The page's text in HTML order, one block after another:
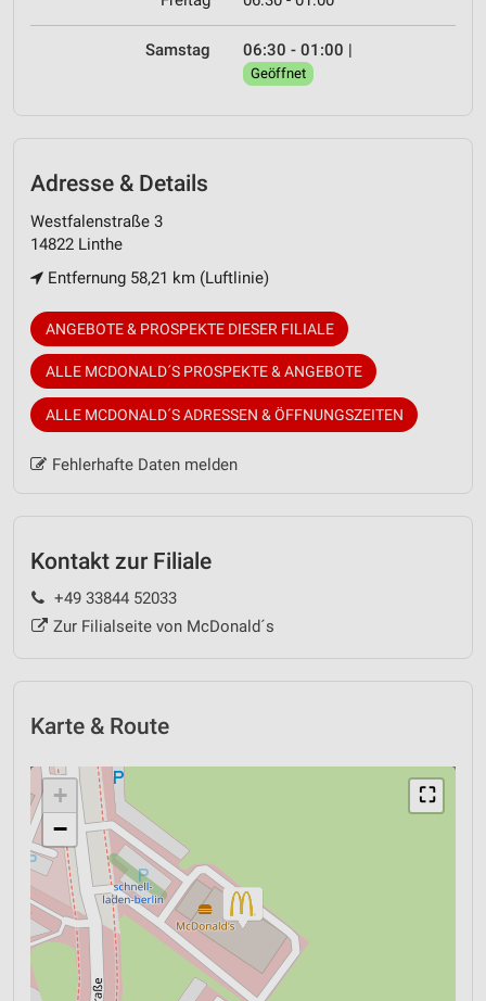
Samstag 06:30 - 01:00 |
Geöffnet
Adresse & Details
Westfalenstraße 3
14822 Linthe
Entfernung 58,21 km (Luftlinie)
ANGEBOTE & PROSPEKTE DIESER FILIALE
ALLE MCDONALD´S PROSPEKTE & ANGEBOTE
ALLE MCDONALD´S ADRESSEN & ÖFFNUNGSZEITEN
Fehlerhafte Daten melden
Kontakt zur Filiale
+49 33844 52033
Zur Filialseite von McDonald´s
Karte & Route
⛶
+
−